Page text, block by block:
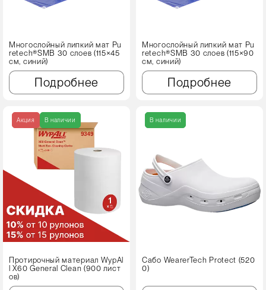
Многослойный липкий мат Pu
retech®SMB 30 слоев (115×45
см, синий)
Подробнее
Многослойный липкий мат Pu
retech®SMB 30 слоев (115×90
см, синий)
Подробнее
Акция В наличии
Протирочный материал WypAl
l X60 Genеral Clean (900 лист
ов)
В наличии
Сабо WearerTech Protect (520
0)